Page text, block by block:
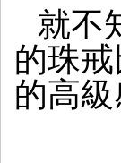
就不
的珠
的高